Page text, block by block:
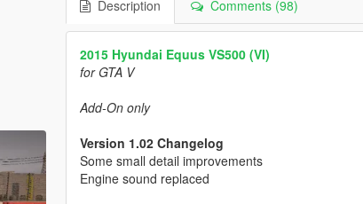
Description Comments (98)
2015 Hyundai Equus VS500 (VI)
for GTA V
Add-On only
Version 1.02 Changelog
Some small detail improvements
Engine sound replaced